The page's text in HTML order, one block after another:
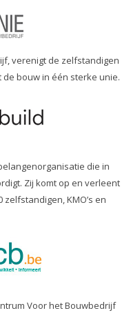
verenigt de zelfstandigen
de bouw in één sterke unie.
die in
Zij komt op en verleent
KMO’s en
Voor het Bouwbedrijf